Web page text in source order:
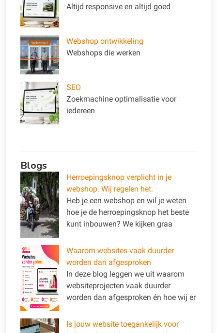
Altijd responsive en altijd goed
Webshop ontwikkeling
Webshops die werken
SEO
Zoekmachine optimalisatie voor
iedereen
Blogs
Herroepingsknop verplicht in je
webshop. Wij regelen het.
Heb je een webshop en wil je weten
hoe je de herroepingsknop het beste
kunt inbouwen? We kijken graa
Waarom websites vaak duurder
worden dan afgesproken
In deze blog leggen we uit waarom
websiteprojecten vaak duurder
worden dan afgesproken én hoe wij er
Is jouw website toegankelijk voor